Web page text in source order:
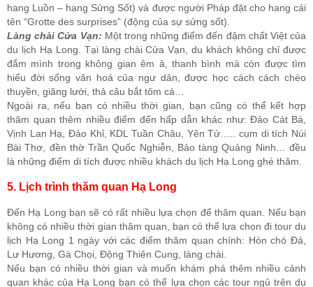
hang Luồn – hang Sửng Sốt) và được người Pháp đặt cho hang cái
tên “Grotte des surprises” (động của sự sửng sốt).
Làng chài Cửa Vạn: Một trong những điểm đến đậm chất Việt của
du lịch Hạ Long. Tại làng chài Cửa Vạn, du khách không chỉ được
đắm mình trong không gian êm ả, thanh bình mà còn được tìm
hiểu đời sống văn hoá của ngư dân, được học cách cách chèo
thuyền, giăng lưới, thả câu bắt tôm cá…
Ngoài ra, nếu bạn có nhiều thời gian, bạn cũng có thể kết hợp
thăm quan thêm nhiều điểm đến hấp dẫn khác như: Đảo Cát Bà,
Vịnh Lan Hạ, Đảo Khỉ, KDL Tuần Châu, Yên Tử….. cụm di tích Núi
Bài Thơ, đền thờ Trần Quốc Nghiễn, Bảo tàng Quảng Ninh… đều
là những điểm di tích được nhiều khách du lịch Hạ Long ghé thăm.
5. Lịch trình thăm quan Hạ Long
Đến Hạ Long bạn sẽ có rất nhiều lựa chọn để thăm quan. Nếu bạn
không có nhiều thời gian thăm quan, bạn có thể lựa chọn đi tour du
lịch Hạ Long 1 ngày với các điểm thăm quan chính: Hòn chó Đá,
Lư Hương, Gà Chọi, Động Thiên Cung, làng chài.
Nếu bạn có nhiều thời gian và muốn khám phá thêm nhiều cảnh
quan khác của Hạ Long bạn có thể lựa chọn các tour ngủ trên du